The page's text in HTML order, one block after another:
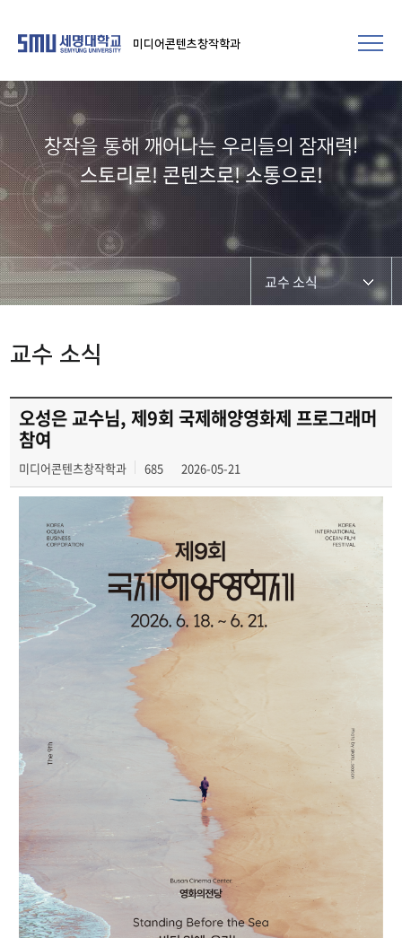
미디어콘텐츠창작학과
창작을 통해 깨어나는 우리들의 잠재력!​
스토리로! 콘텐츠로! 소통으로!
교수 소식
학과 SNS 소식
미디어 정보통
교수 소식
오성은 교수님, 제9회 국제해양영화제 프로그래머
참여
미디어콘텐츠창작학과 685 2026-05-21